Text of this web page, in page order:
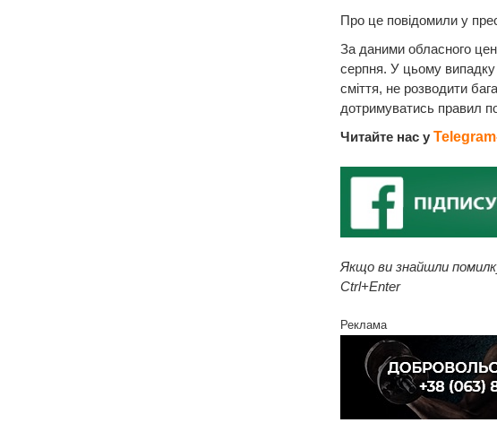
Про це повідомили у
За даними обласного
серпня. У цьому випадку
сміття, не розводити
дотримуватись правил
Читайте нас у
Якщо ви знайшли
Ctrl+Enter
Реклама